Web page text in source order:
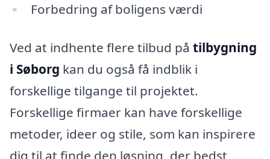
Forbedring af boligens værdi
Ved at indhente flere tilbud på tilbygning
i Søborg kan du også få indblik i
forskellige tilgange til projektet.
Forskellige firmaer kan have forskellige
metoder, ideer og stile, som kan inspirere
dig til at finde den løsning, der bedst